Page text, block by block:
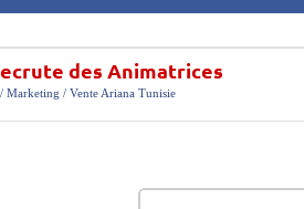
des Animatrices
Marketing / Vente Ariana Tunisie